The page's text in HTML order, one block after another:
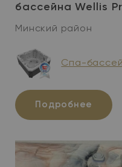
бассейна Wellis
Минский район
Спа-
Подробнее